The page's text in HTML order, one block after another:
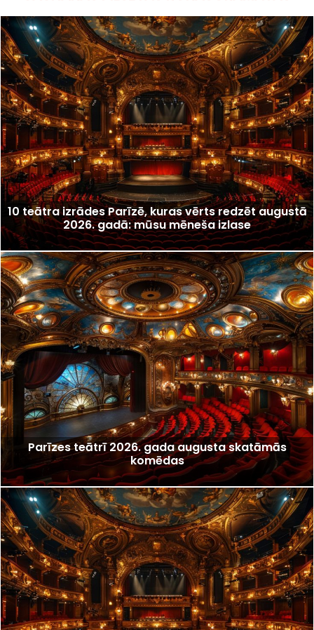
10 teātra izrādes Parīzē, kuras vērts redzēt augustā
2026. gadā: mūsu mēneša izlase
Parīzes teātrī 2026. gada augusta skatāmās
komēdas